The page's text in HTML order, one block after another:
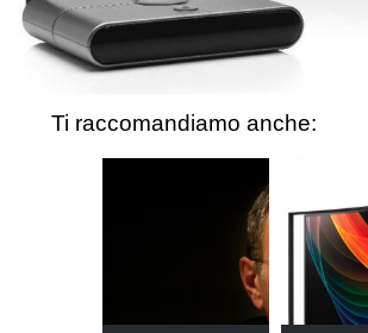
Ti raccomandiamo anche: